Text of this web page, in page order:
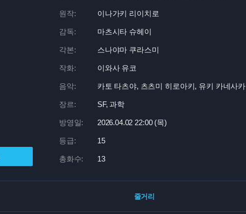
원작: 이나가키 리이치로
감독: 마츠시타 슈헤이
각본: 스나야마 쿠라스미
작화: 이와사 유코
음악: 카토 타츠야, 츠츠미 히로아키, 유키 카네사카
장르: SF, 과학
방영일: 2026.04.02 22:00 (목)
등급: 15
총화수: 13
줄거리